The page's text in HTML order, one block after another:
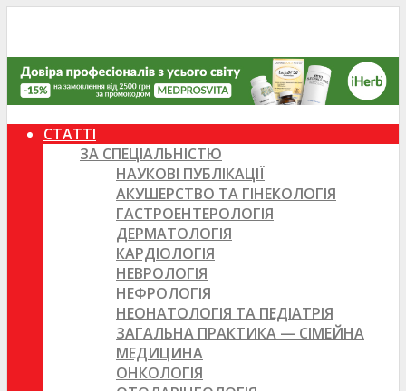
СТАТТІ
ЗА СПЕЦІАЛЬНІСТЮ
НАУКОВІ ПУБЛІКАЦІЇ
АКУШЕРСТВО ТА ГІНЕКОЛОГІЯ
ГАСТРОЕНТЕРОЛОГІЯ
ДЕРМАТОЛОГІЯ
КАРДІОЛОГІЯ
НЕВРОЛОГІЯ
НЕФРОЛОГІЯ
НЕОНАТОЛОГІЯ ТА ПЕДІАТРІЯ
ЗАГАЛЬНА ПРАКТИКА — СІМЕЙНА
МЕДИЦИНА
ОНКОЛОГІЯ